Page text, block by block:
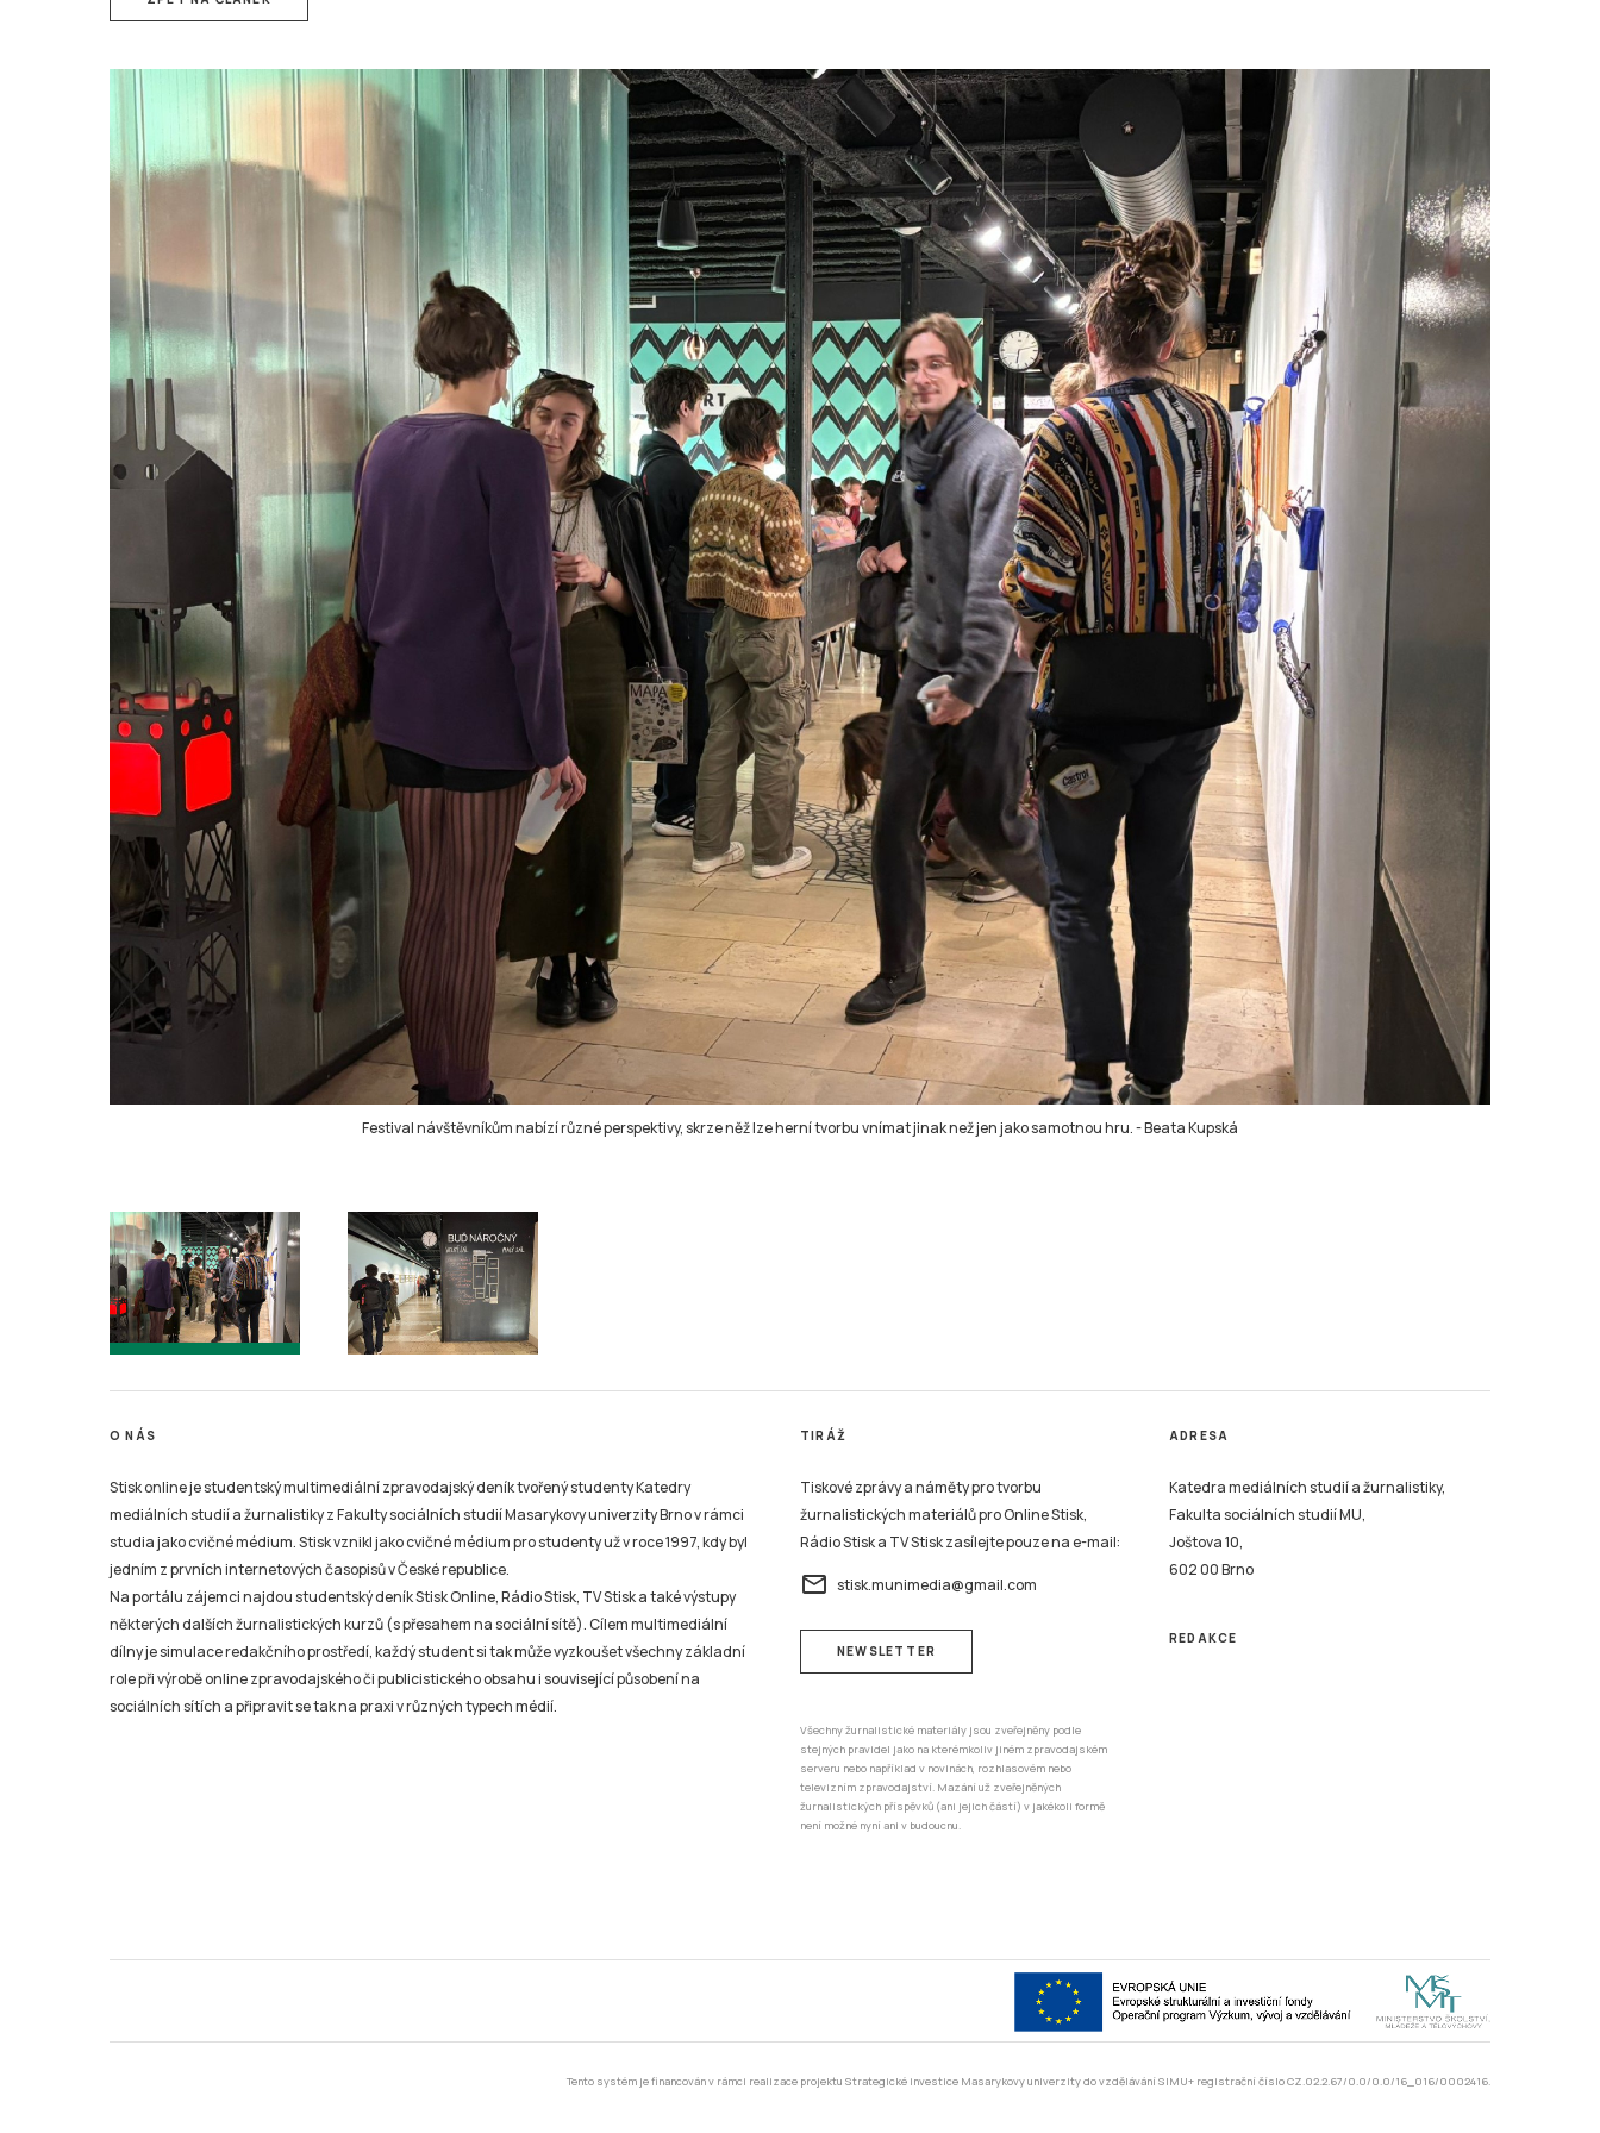
Festival návštěvníkům nabízí různé perspektivy, skrze něž lze herní tvorbu vnímat jinak než jen jako samotnou hru.-Beata Kupská
O NÁS
Stisk online je studentský multimediální zpravodajský deník tvořený studenty Katedry
mediálních studií a žurnalistiky z Fakulty sociálních studií Masarykovy univerzity Brno v rámci
studia jako cvičné médium. Stisk vznikl jako cvičné médium pro studenty už v roce 1997, kdy byl
jedním z prvních internetových časopisů v České republice.
Na portálu zájemci najdou studentský deník Stisk Online, Rádio Stisk, TV Stisk a také výstupy
některých dalších žurnalistických kurzů (s přesahem na sociální sítě). Cílem multimediální
dílny je simulace redakčního prostředí, každý student si tak může vyzkoušet všechny základní
role při výrobě online zpravodajského či publicistického obsahu i související působení na
sociálních sítích a připravit se tak na praxi v různých typech médií.
TIRÁŽ
Tiskové zprávy a náměty pro tvorbu
žurnalistických materiálů pro Online Stisk,
Rádio Stisk a TV Stisk zasílejte pouze na e-mail:
email stisk.munimedia@gmail.com
NEWSLETTER
Všechny žurnalistické materiály jsou zveřejněny podle
stejných pravidel jako na kterémkoliv jiném zpravodajském
serveru nebo například v novinách, rozhlasovém nebo
televizním zpravodajství. Mazání už zveřejněných
žurnalistických příspěvků (ani jejich částí) v jakékoli formě
není možné nyní ani v budoucnu.
ADRESA
Katedra mediálních studií a žurnalistiky,
Fakulta sociálních studií MU,
Joštova 10,
602 00 Brno
REDAKCE
Tento systém je financován v rámci realizace projektu Strategické investice Masarykovy univerzity do vzdělávání SIMU+ registrační číslo CZ.02.2.67/0.0/0.0/16_016/0002416.